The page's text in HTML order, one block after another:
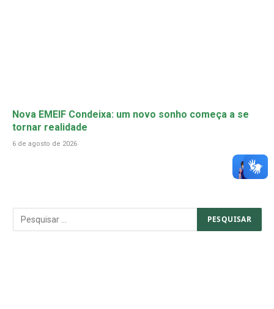
Nova EMEIF Condeixa: um novo sonho começa a se
tornar realidade
6 de agosto de 2026